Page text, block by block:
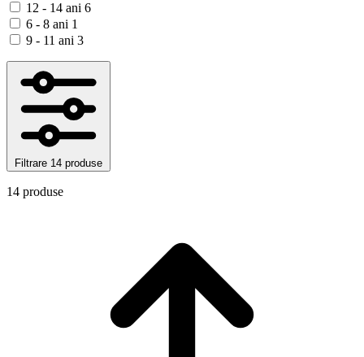
12 - 14 ani 6
6 - 8 ani 1
9 - 11 ani 3
Filtrare 14 produse
14 produse